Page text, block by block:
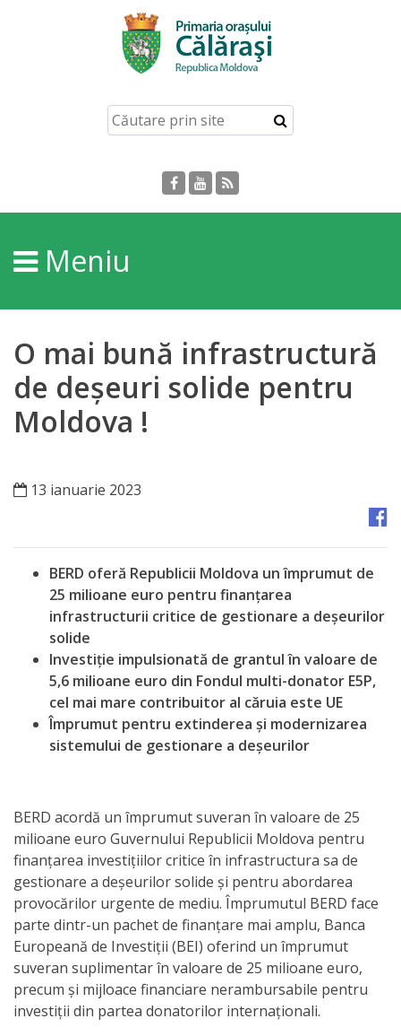
Despre
Orașului
Personalități
Regulamente
Orașe
înfrățite
Strategii
de
Stat
al
Actelor
Locale
Primăria
Primăriei
Lista
colaboratorilor
Primăriei
Călăraşi
Contabilitate
Meniu
O mai bună infrastructură
de deșeuri solide pentru
Moldova !
13 ianuarie 2023
BERD oferă Republicii Moldova un împrumut de
25 milioane euro pentru finanțarea
infrastructurii critice de gestionare a deșeurilor
solide
Investiție impulsionată de grantul în valoare de
5,6 milioane euro din Fondul multi-donator E5P,
cel mai mare contribuitor al căruia este UE
Împrumut pentru extinderea și modernizarea
sistemului de gestionare a deșeurilor
BERD acordă un împrumut suveran în valoare de 25
milioane euro Guvernului Republicii Moldova pentru
finanțarea investițiilor critice în infrastructura sa de
gestionare a deșeurilor solide și pentru abordarea
provocărilor urgente de mediu. Împrumutul BERD face
parte dintr-un pachet de finanțare mai amplu, Banca
Europeană de Investiții (BEI) oferind un împrumut
suveran suplimentar în valoare de 25 milioane euro,
precum și mijloace financiare nerambursabile pentru
investiții din partea donatorilor internaționali.